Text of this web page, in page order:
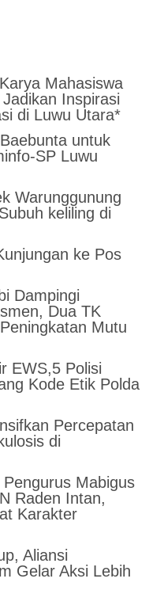
Mahasiswa
Inspirasi
di Luwu Utara*
untuk
SP Luwu
Warunggunung
keliling di
ke Pos
Dampingi
Dua TK
Mutu
EWS,5 Polisi
Kode Etik Polda
Percepatan
di
Mabigus
Raden Intan,
Karakter
Aliansi
Gelar Aksi Lebih